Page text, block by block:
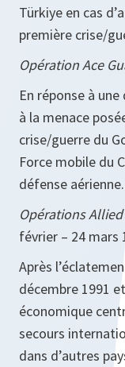
Türkiye en cas
première crise/
Opération Ace
En réponse à
à la menace
crise/guerre du
Force mobile du
défense aérienne.
Opérations
février – 24 mars
Après
décembre 1991
économique
secours
dans d’autres